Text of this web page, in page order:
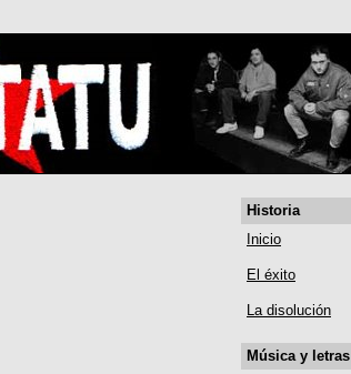
Historia
Inicio
El éxito
La disolución
Música y letras